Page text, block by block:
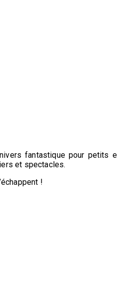
fantastique pour petits
et spectacles.
!